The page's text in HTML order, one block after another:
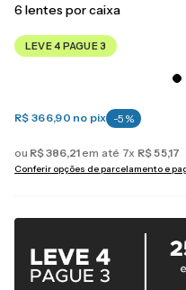
6 lentes por caixa
LEVE 4 PAGUE 3
R$ 366,90 no pix -5 %
ou R$386,21 em até 7x R$55,17
Conferir opções de parcelamento e